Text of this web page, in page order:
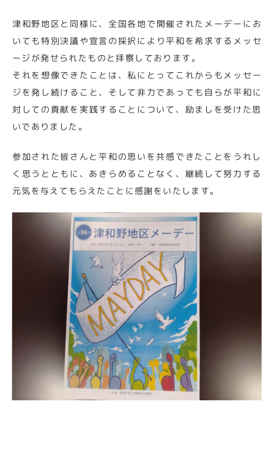
津和野地区と同様に、全国各地で開催されたメーデーにお
いても特別決議や宣言の採択により平和を希求するメッセ
ージが発せられたものと拝察しております。
それを想像できたことは、私にとってこれからもメッセー
ジを発し続けること、そして非力であっても自らが平和に
対しての貢献を実践することについて、励ましを受けた思
いでありました。
参加された皆さんと平和の思いを共感できたことをうれし
く思うとともに、あきらめることなく、継続して努力する
元気を与えてもらえたことに感謝をいたします。